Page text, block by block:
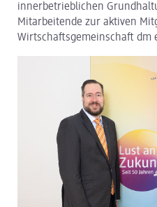
Über dm
ACTIVE BEAUTY
innerbetrieblichen
Mitarbeitende zur aktiven
Wirtschaftsgemeinschaft dm